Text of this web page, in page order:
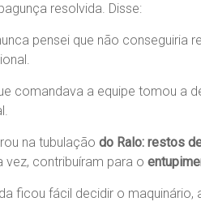
resolvida. Disse:
pensei que não conseguiria
comandava a equipe tomou a
na tubulação do Ralo: restos
vez, contribuíram para o
ficou fácil decidir o maquinário,